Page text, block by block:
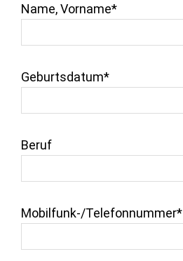
Name, Vorname*
Geburtsdatum*
Beruf
Mobilfunk-/Telefonnummer*